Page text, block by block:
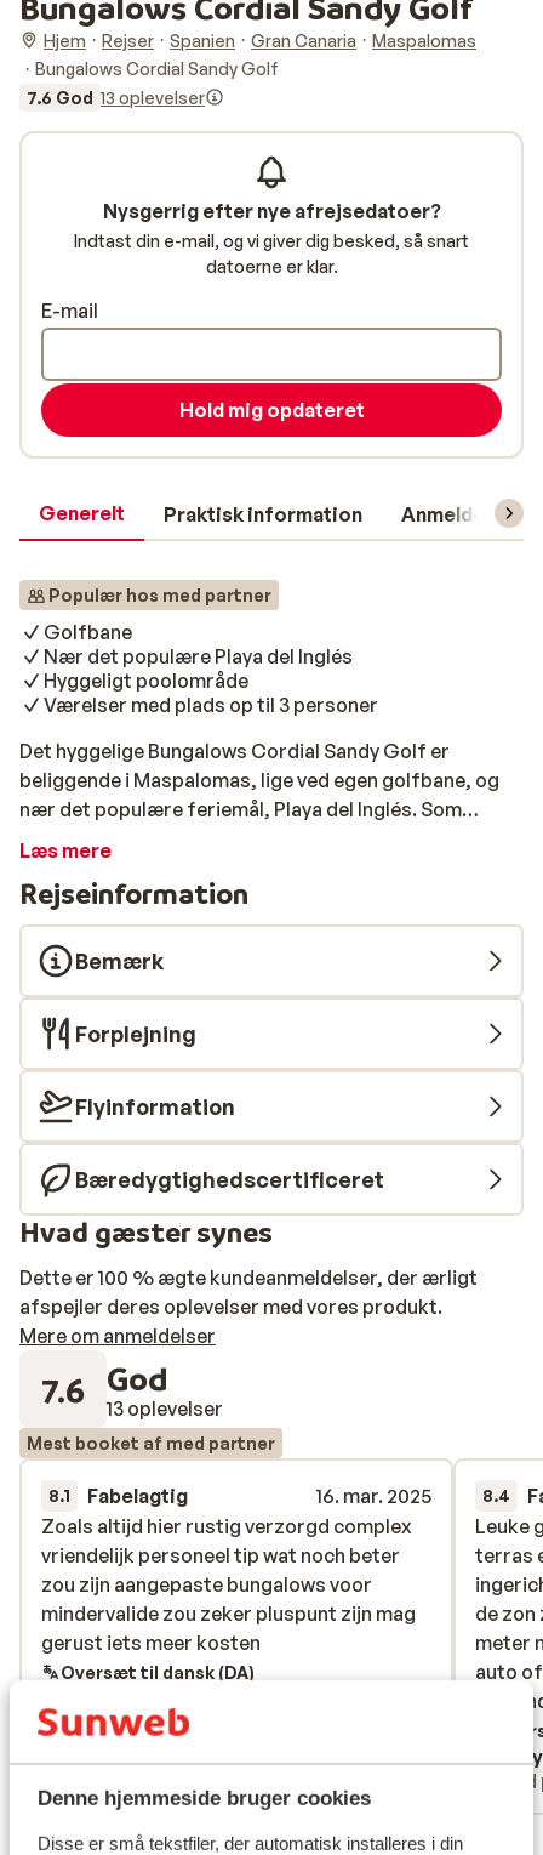
Denne hjemmeside bruger cookies
Disse er små tekstfiler, der automatisk installeres i din
Hjem Rejser Spanien Gran Canaria
Maspalomas
Bungalows Cordial Sandy Golf
7.6 God 13 oplevelser
Generelt Praktisk information Anmeldelser
Populær hos med partner
Golfbane
Nær det populære Playa del Inglés
Hyggeligt poolområde
Værelser med plads op til 3 personer
Det hyggelige Bungalows Cordial Sandy Golf er
beliggende i Maspalomas, lige ved egen golfbane, og
nær det populære feriemål, Playa del Inglés. Som
navnet antyder, er det en solferie i golfens tegn, som
pause fra de aktive dage, så kan du sagtens snuppe en
tur i poolen. Er du mere til en dag på stranden, så finder
du denne ca. 3 km. væk, og vil du hellere opleve den
berømte strand, Playa del Inglés, så ligger denne ca. 4
km. fra hvor du er boende. På Bungalows Cordial Sandy
Golf bor du i hyggelige, og simpelt indrettet værelser
med plads op til 3 personer, og hvor alle er udstyret
med eget tekøkken. Ønsker du at mærke den levende,
spanske bystemning, så finder du centrum af Playa del
Inglés ca. 3,5 km. væk. Dit ophold er uden forplejning,
så alle måltider skal findes i området. Vi anbefaler
Bungalows Cordial Sandy Golf til alle, som ønsker at
kombinere en skøn solferie med aktive dage på
golfbanen.
Læs mere
Rejseinformation
Bemærk
Forplejning
Flyinformation
Bæredygtighedscertificeret
Hvad gæster synes
Dette er 100 % ægte kundeanmeldelser, der ærligt
afspejler deres oplevelser med vores produkt.
Mere om anmeldelser
7.6 God
13 oplevelser
Mest booket af med partner
8.1 Fabelagtig
16. mar. 2025
Zoals altijd hier rustig verzorgd complex
vriendelijk personeel tip wat noch beter
zou zijn aangepaste bungalows voor
mindervalide zou zeker pluspunt zijn mag
gerust iets meer kosten
Zoals altijd hier rustig verzorgd complex
vriendelijk personeel tip wat noch beter
zou zijn aangepaste bungalows voor
mindervalide zou zeker pluspunt zijn mag
gerust iets meer kosten
Oversæt til dansk (DA)
Karel
8.4
Leuke
terras
de zon
meter
auto
van
Leuke
terras
de zon
meter
auto
Eddy
Se alle 13 anmeldelser
Nysgerrig efter nye afrejsedatoer?
Indtast din e-mail, og vi giver dig besked, så snart
datoerne er klar.
E-mail
Hold mig opdateret